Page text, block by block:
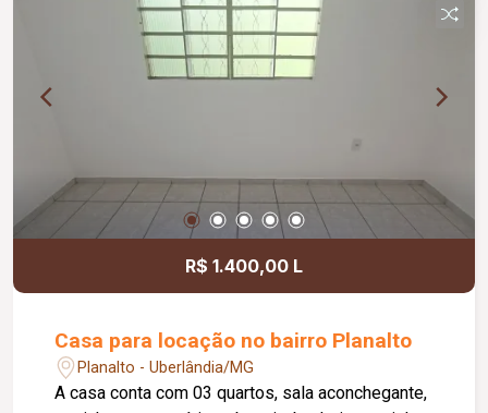
R$ 1.400,00 L
Casa para locação no bairro Planalto
Planalto - Uberlândia/MG
A casa conta com 03 quartos, sala aconchegante,